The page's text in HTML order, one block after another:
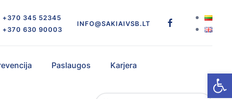
+370 345 52345
+370 630 90003
INFO@SAKIAIVSB.LT
Paslaugos Karjera